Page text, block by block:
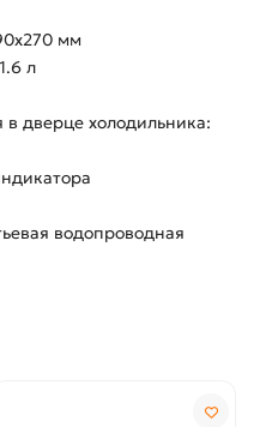
мм
л
дверце холодильника:
водопроводная